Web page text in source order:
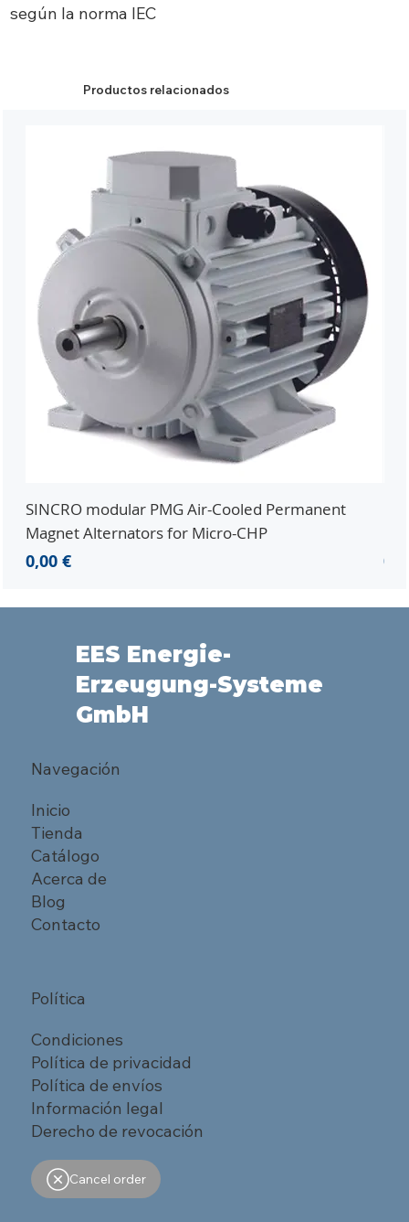
según la norma IEC
Productos relacionados
SINCRO modular PMG Air-Cooled Permanent
Magnet Alternators for Micro-CHP
Precio
0,00 €
EES Energie-
Erzeugung-Systeme
GmbH
Navegación
Inicio
Tienda
Catálogo
Acerca de
Blog
Contacto
Política
Condiciones
Política de privacidad
Política de envíos
Información legal
Derecho de revocación
Cancel order